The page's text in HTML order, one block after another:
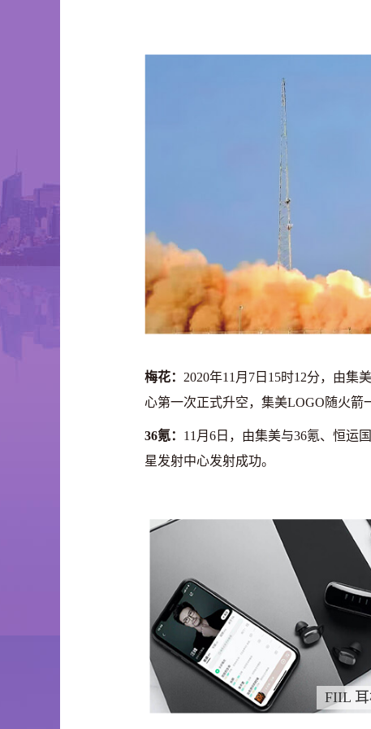
梅花： 2020年11月7日15时12分，由集
心第一次正式升空，集美LOGO随火箭
36氪： 11月6日，由集美与36氪、恒运
星发射中心发射成功。
FIIL